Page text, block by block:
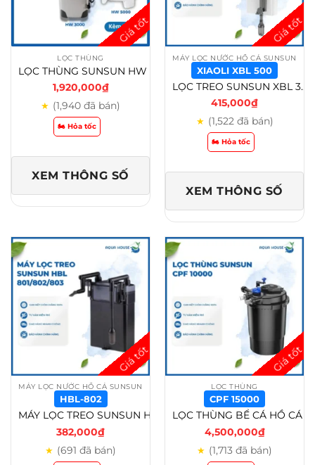
LỌC THÙNG
1,920,000₫
★ (1,940 đã bán)
🏍️ Hỏa tốc
XEM THÔNG SỐ
MÁY LỌC NƯỚC HỒ CÁ SUNSUN
XIAOLI XBL 500
LỌC TREO SUNSUN XBL 300/XBL 400/XBL 500/XBL 600 – Xiaoli XBL 500
415,000₫
★ (1,522 đã bán)
🏍️ Hỏa tốc
XEM THÔNG SỐ
MÁY LỌC NƯỚC HỒ CÁ SUNSUN
HBL-802
382,000₫
★ (691 đã bán)
LỌC THÙNG
CPF 15000
4,500,000₫
★ (1,713 đã bán)